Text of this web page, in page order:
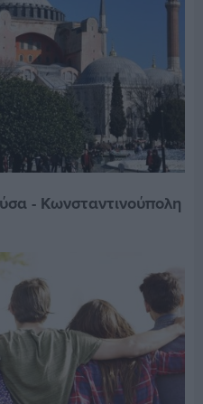
- Κωνσταντινούπολη